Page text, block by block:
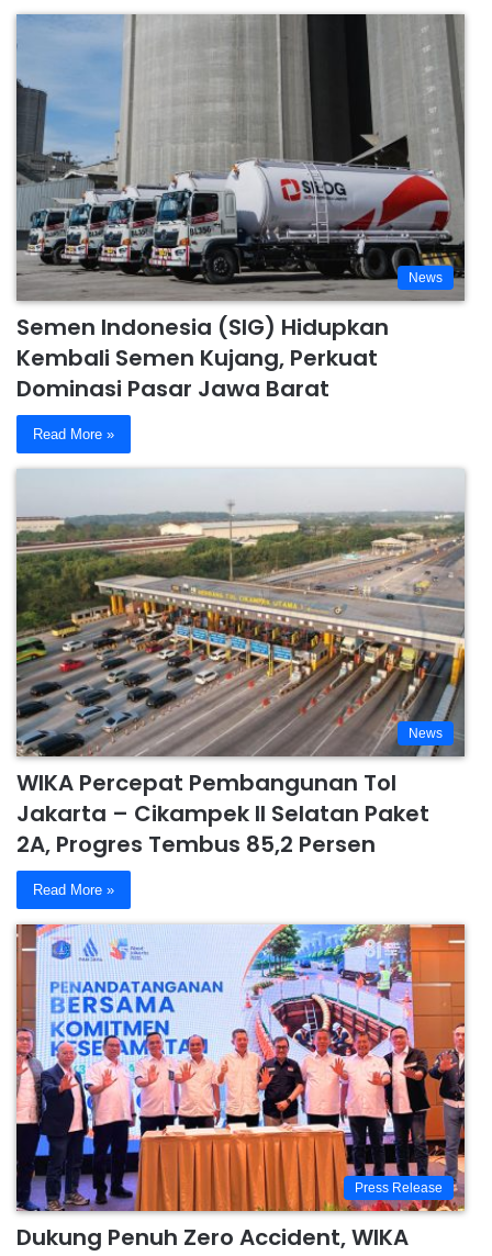
News
Semen Indonesia (SIG) Hidupkan
Kembali Semen Kujang, Perkuat
Dominasi Pasar Jawa Barat
Read More »
News
WIKA Percepat Pembangunan Tol
Jakarta – Cikampek II Selatan Paket
2A, Progres Tembus 85,2 Persen
Read More »
Press Release
Dukung Penuh Zero Accident, WIKA